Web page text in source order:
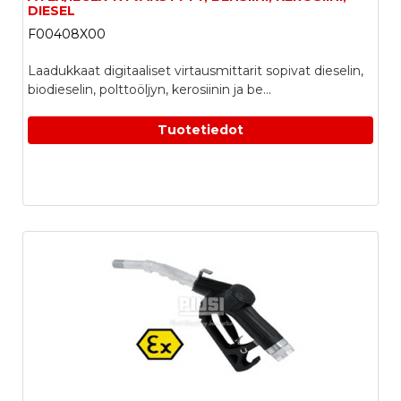
DIESEL
F00408X00
Laadukkaat digitaaliset virtausmittarit sopivat dieselin,
biodieselin, polttoöljyn, kerosiinin ja be...
Tuotetiedot